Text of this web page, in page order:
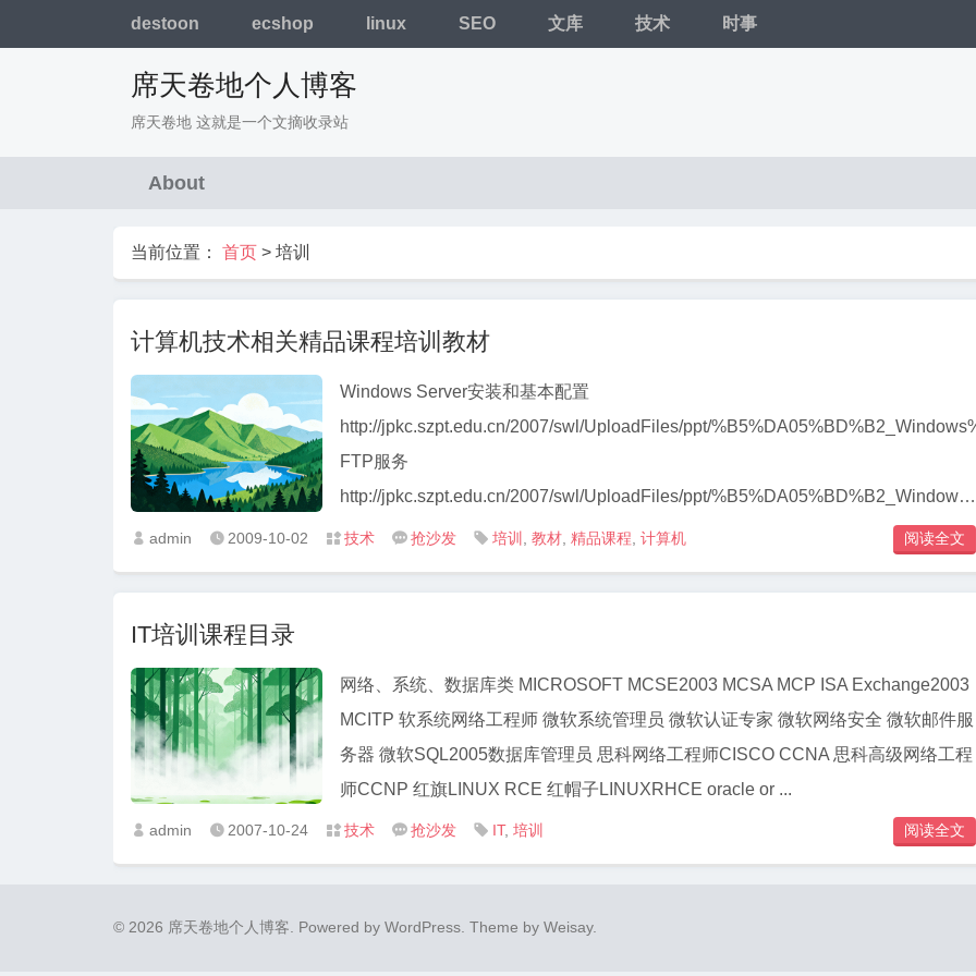
destoon ecshop linux SEO 文库 技术 时事
席天卷地个人博客
席天卷地 这就是一个文摘收录站
About
当前位置： 首页 > 培训
计算机技术相关精品课程培训教材
Windows Server安装和基本配置
http://jpkc.szpt.edu.cn/2007/swl/UploadFiles/ppt/
FTP服务
http://jpkc.szpt.edu.cn/2007/swl/UploadFiles/ppt/
...
 admin  2009-10-02  技术  抢沙发  培训 教材 精品课程 计算机 阅读全文
IT培训课程目录
网络、系统、数据库类 MICROSOFT MCSE2003 MCSA MCP ISA Exchange2003
MCITP 软系统网络工程师 微软系统管理员 微软认证专家 微软网络安全 微软邮件服
务器 微软SQL2005数据库管理员 思科网络工程师CISCO CCNA 思科高级网络工程
师CCNP 红旗LINUX RCE 红帽子LINUXRHCE oracle or ...
 admin  2007-10-24  技术  抢沙发  IT, 培训 阅读全文
© 2026 席天卷地个人博客. Powered by WordPress. Theme by Weisay.